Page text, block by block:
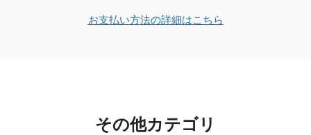
お支払い方法の詳細はこちら
その他カテゴリ